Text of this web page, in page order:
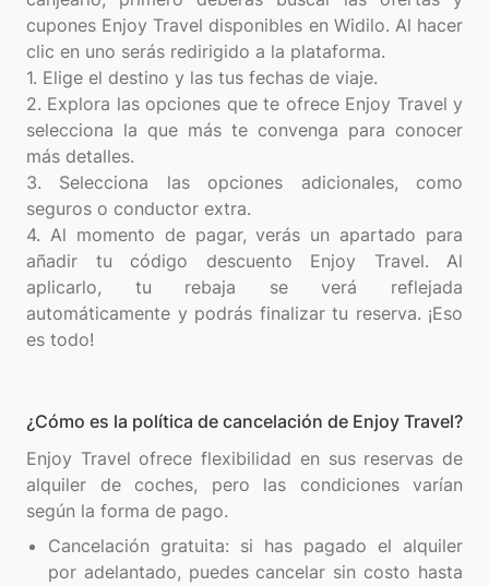
cupones Enjoy Travel disponibles en Widilo. Al hacer
clic en uno serás redirigido a la plataforma.
1. Elige el destino y las tus fechas de viaje.
2. Explora las opciones que te ofrece Enjoy Travel y
selecciona la que más te convenga para conocer
más detalles.
3. Selecciona las opciones adicionales, como
seguros o conductor extra.
4. Al momento de pagar, verás un apartado para
añadir tu código descuento Enjoy Travel. Al
aplicarlo, tu rebaja se verá reflejada
automáticamente y podrás finalizar tu reserva. ¡Eso
¿Cómo es la política de cancelación de Enjoy Travel?
Enjoy Travel ofrece flexibilidad en sus reservas de
alquiler de coches, pero las condiciones varían
Cancelación gratuita: si has pagado el alquiler
por adelantado, puedes cancelar sin costo hasta